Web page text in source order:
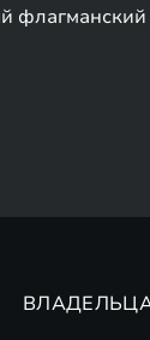
флагманский